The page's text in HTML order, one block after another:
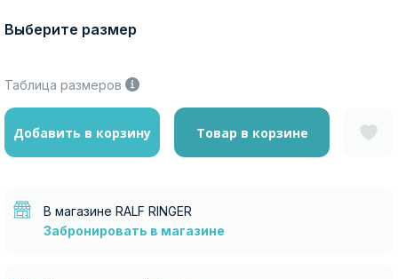
Выберите размер
Таблица размеров
Добавить в корзину Товар в корзине
В магазине RALF RINGER
Забронировать в магазине